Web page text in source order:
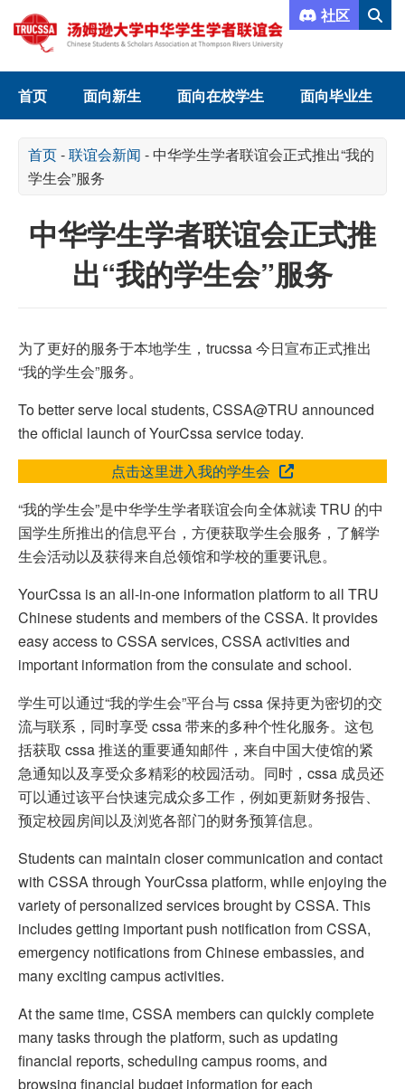
社区
首页 面向新生 面向在校学生 面向毕业生
首页-联谊会新闻 - 中华学生学者联谊会正式推出“我的
学生会”服务
中华学生学者联谊会正式推
出“我的学生会”服务
为了更好的服务于本地学生，trucssa 今日宣布正式推出
“我的学生会”服务。
To better serve local students, CSSA@TRU announced
the official launch of YourCssa service today.
点击这里进入我的学生会
“我的学生会”是中华学生学者联谊会向全体就读 TRU 的中
国学生所推出的信息平台，方便获取学生会服务，了解学
生会活动以及获得来自总领馆和学校的重要讯息。
YourCssa is an all-in-one information platform to all TRU
Chinese students and members of the CSSA. It provides
easy access to CSSA services, CSSA activities and
important information from the consulate and school.
学生可以通过“我的学生会”平台与 cssa 保持更为密切的交
流与联系，同时享受 cssa 带来的多种个性化服务。这包
括获取 cssa 推送的重要通知邮件，来自中国大使馆的紧
急通知以及享受众多精彩的校园活动。同时，cssa 成员还
可以通过该平台快速完成众多工作，例如更新财务报告、
预定校园房间以及浏览各部门的财务预算信息。
Students can maintain closer communication and contact
with CSSA through YourCssa platform, while enjoying the
variety of personalized services brought by CSSA. This
includes getting important push notification from CSSA,
emergency notifications from Chinese embassies, and
many exciting campus activities.
At the same time, CSSA members can quickly complete
many tasks through the platform, such as updating
financial reports, scheduling campus rooms, and
browsing financial budget information for each